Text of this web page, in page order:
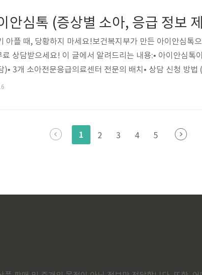
안심톡 (증상별 소아, 응급 정보
아플 때, 당황하지 마세요!보건복지부가 만든 아이안심톡
상담받으세요! 이 글에서 알려드리는 내용:• 아이안심톡
)• 3개 소아전문응급의료센터 전문의 배치• 상담 신청 방법
있나?• 병원 방문 vs 응급처치 판단• 상비약 사용법, 추후
적: 12세 이하 소아의 야간·휴일 응급상황 시 보호자의 불안
1 2 3 4 5